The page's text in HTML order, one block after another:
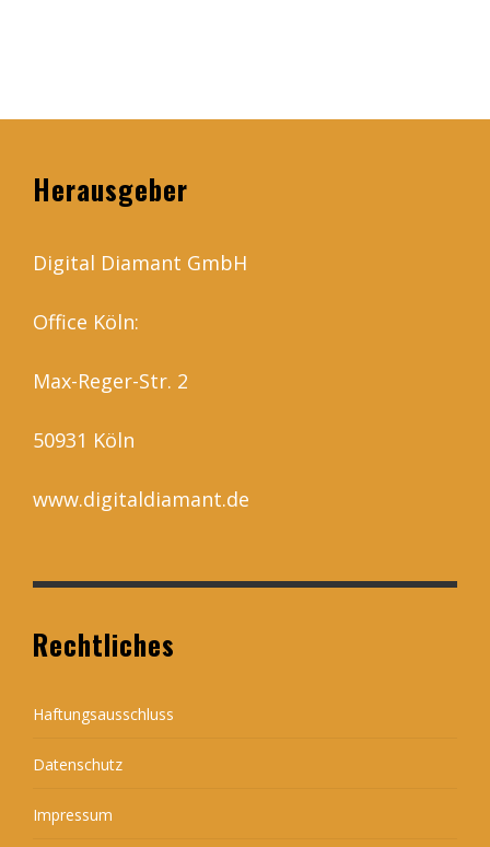
Herausgeber
Digital Diamant GmbH
Office Köln:
Max-Reger-Str. 2
50931 Köln
www.digitaldiamant.de
Rechtliches
Haftungsausschluss
Datenschutz
Impressum